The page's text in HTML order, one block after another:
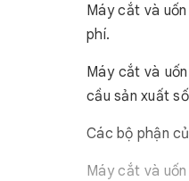
Máy cắt và
phí.
Máy cắt và
cầu sản xuất
Các bộ phận
Máy cắt và